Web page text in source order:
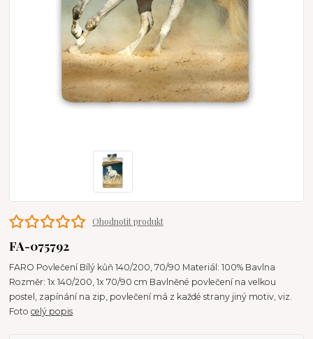
Ohodnotit produkt
FA-075792
FARO Povlečení Bílý kůň 140/200, 70/90 Materiál: 100% Bavlna
Rozměr: 1x 140/200, 1x 70/90 cm Bavlněné povlečení na velkou
postel, zapínání na zip, povlečení má z každé strany jiný motiv, viz.
Fotocelý popis